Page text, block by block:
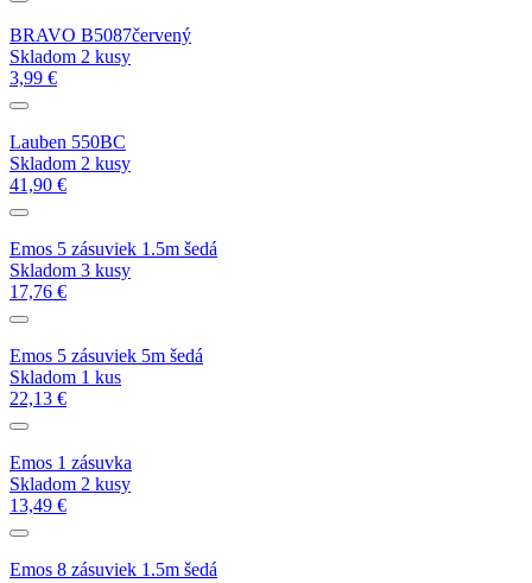
BRAVO B5087červený
Skladom 2 kusy
3,99 €
Lauben 550BC
Skladom 2 kusy
41,90 €
Emos 5 zásuviek 1.5m šedá
Skladom 3 kusy
17,76 €
Emos 5 zásuviek 5m šedá
Skladom 1 kus
22,13 €
Emos 1 zásuvka
Skladom 2 kusy
13,49 €
Emos 8 zásuviek 1.5m šedá